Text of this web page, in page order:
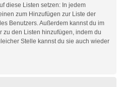
diese Listen setzen: In jedem
zum Hinzufügen zur Liste der
Benutzers. Außerdem kannst du im
den Listen hinzufügen, indem du
Stelle kannst du sie auch wieder